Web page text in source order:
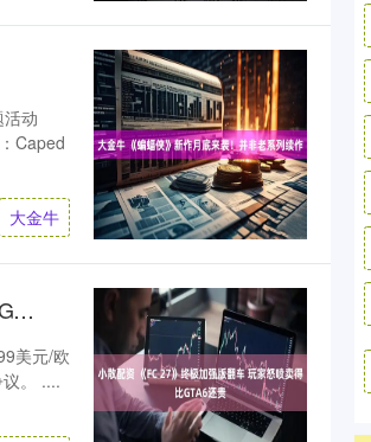
动
Caped
大金牛
小散配资 《FC 27》终极加强版翻车 玩家怒喷卖得比GTA6还贵
美元/欧
。 ....